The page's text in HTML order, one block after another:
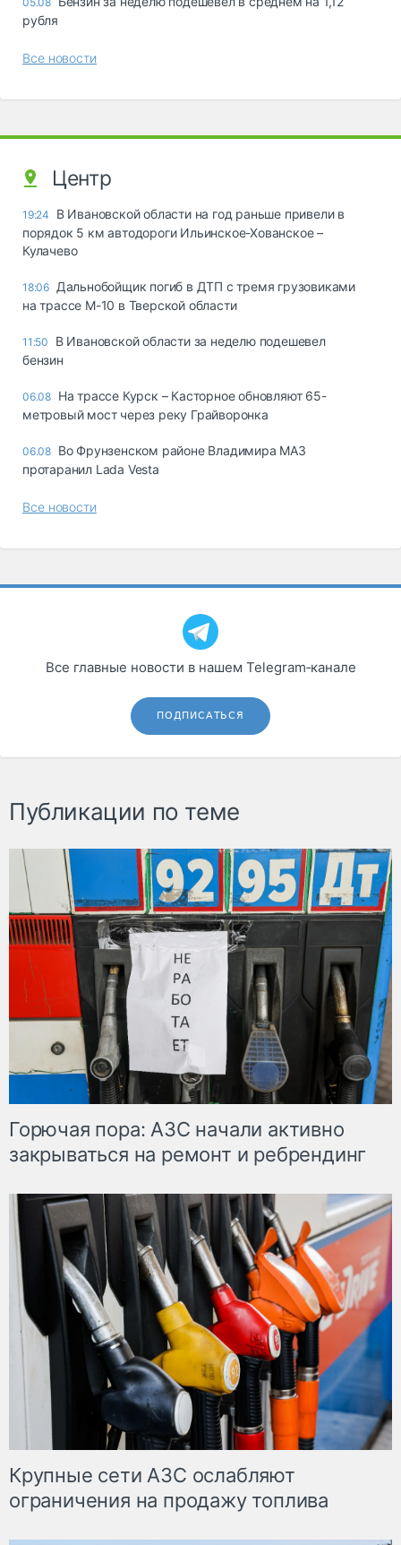
рубля
Все новости
Центр
19:24
В Ивановской области на год раньше привели в
порядок 5 км автодороги Ильинское-Хованское –
Кулачево
18:06 Дальнобойщик погиб в ДТП с тремя грузовиками
на трассе М-10 в Тверской области
11:50
В Ивановской области за неделю подешевел
бензин
06.08 На трассе Курск – Касторное обновляют 65-
метровый мост через реку Грайворонка
06.08 Во Фрунзенском районе Владимира МАЗ
протаранил Lada Vesta
Все новости
Все главные новости в нашем Telegram‑канале
ПОДПИСАТЬСЯ
Публикации по теме
Горючая пора: АЗС начали активно
закрываться на ремонт и ребрендинг
Крупные сети АЗС ослабляют
ограничения на продажу топлива